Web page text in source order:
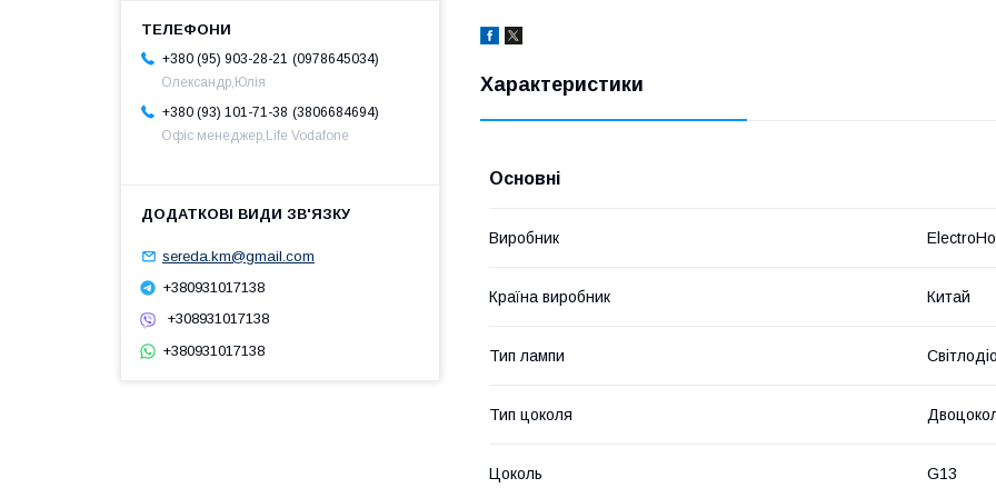
Характеристики
Основні
Виробник
Країна виробник Китай
Тип лампи
Тип цоколя
Цоколь G13
+380 (95) 903-28-21
0978645034
Олександр,Юлія
+380 (93) 101-71-38
3806684694
Офіс менеджер,Life Vodafone
sereda.km@gmail.com
+380931017138
+308931017138
+380931017138